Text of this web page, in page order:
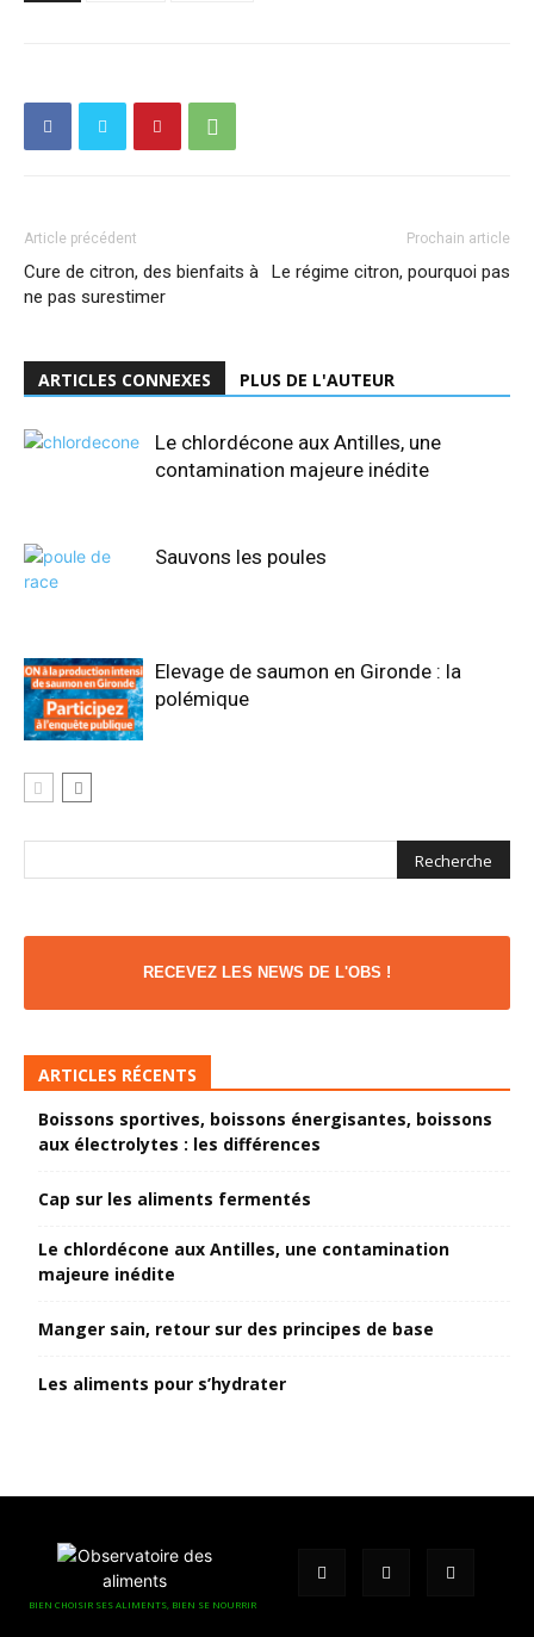
Article précédent
Cure de citron, des bienfaits à
ne pas surestimer
Prochain article
Le régime citron, pourquoi pas
ARTICLES CONNEXES PLUS DE L'AUTEUR
Le chlordécone aux Antilles, une
contamination majeure inédite
Sauvons les poules
Elevage de saumon en Gironde : la
polémique
RECEVEZ LES NEWS DE L'OBS !
ARTICLES RÉCENTS
Boissons sportives, boissons énergisantes, boissons
aux électrolytes : les différences
Cap sur les aliments fermentés
Le chlordécone aux Antilles, une contamination
majeure inédite
Manger sain, retour sur des principes de base
Les aliments pour s’hydrater
BIEN CHOISIR SES ALIMENTS, BIEN SE NOURRIR